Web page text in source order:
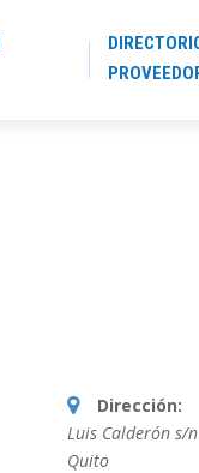
Dirección:
Luis Calderón s/
Quito